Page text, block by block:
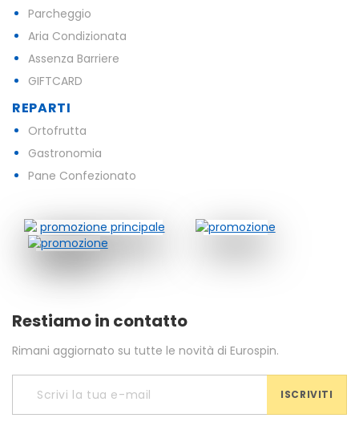
Parcheggio
Aria Condizionata
Assenza Barriere
GIFTCARD
REPARTI
Ortofrutta
Gastronomia
Pane Confezionato
Restiamo in contatto
Rimani aggiornato su tutte le novità di Eurospin.
ISCRIVITI